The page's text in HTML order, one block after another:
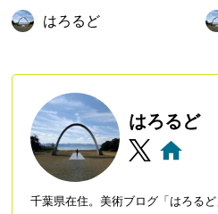
注目展覧会
はろるど
はろるど
千葉県在住。美術ブログ「はろる